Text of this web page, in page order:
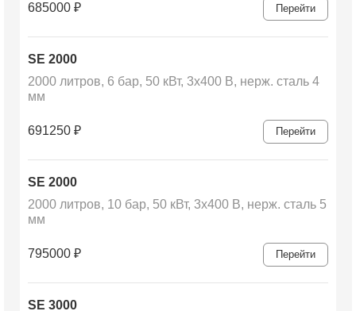
685000 ₽ Перейти
SE 2000
2000 литров, 6 бар, 50 кВт, 3х400 В, нерж. сталь 4
мм
691250 ₽ Перейти
SE 2000
2000 литров, 10 бар, 50 кВт, 3х400 В, нерж. сталь 5
мм
795000 ₽ Перейти
SE 3000